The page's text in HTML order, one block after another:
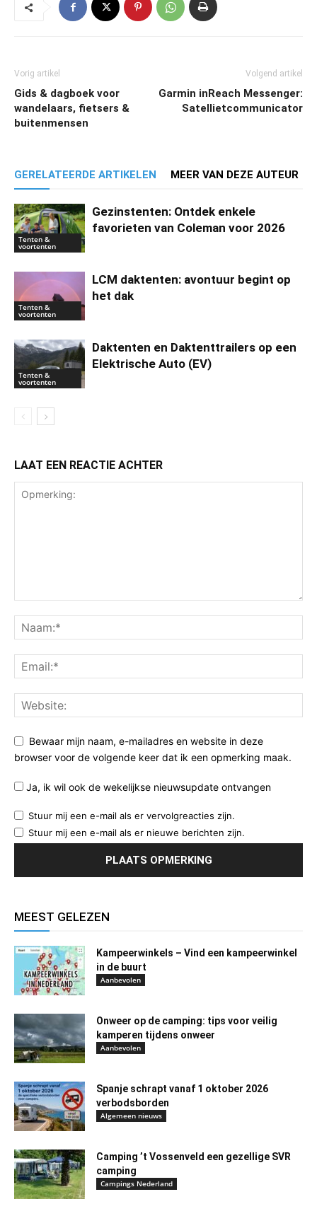
Vorig artikel
Gids & dagboek voor
wandelaars, fietsers &
buitenmensen
Volgend artikel
Garmin inReach Messenger:
Satellietcommunicator
GERELATEERDE ARTIKELEN MEER VAN DEZE AUTEUR
Tenten &
voortenten
Gezinstenten: Ontdek enkele
favorieten van Coleman voor 2026
Tenten &
voortenten
LCM daktenten: avontuur begint op
het dak
Tenten &
voortenten
Daktenten en Daktenttrailers op een
Elektrische Auto (EV)
LAAT EEN REACTIE ACHTER
Bewaar mijn naam, e-mailadres en website in deze
browser voor de volgende keer dat ik een opmerking maak.
Ja, ik wil ook de wekelijkse nieuwsupdate ontvangen
Stuur mij een e-mail als er vervolgreacties zijn.
Stuur mij een e-mail als er nieuwe berichten zijn.
MEEST GELEZEN
Kampeerwinkels – Vind een kampeerwinkel
in de buurt
Aanbevolen
Onweer op de camping: tips voor veilig
kamperen tijdens onweer
Aanbevolen
Spanje schrapt vanaf 1 oktober 2026
verbodsborden
Algemeen nieuws
Camping ’t Vossenveld een gezellige SVR
camping
Campings Nederland